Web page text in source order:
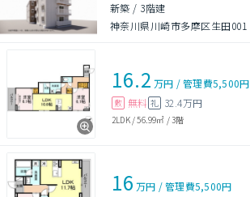
新築 / 3階建
神奈川県川崎市多摩区生田001
16.2 万円 /管理費5,500円
敷 無料 礼 32.4万円
2LDK/56.99㎡ /3階
16 万円 /管理費5,500円